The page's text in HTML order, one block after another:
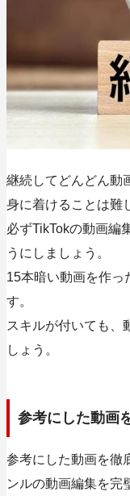
継続してどんどん動
身に着けることは難
必ずTikTokの動画編
うにしましょう。
15本暗い動画を作っ
す。
スキルが付いても、
しょう。
参考にした動画
参考にした動画を徹
ンルの動画編集を完